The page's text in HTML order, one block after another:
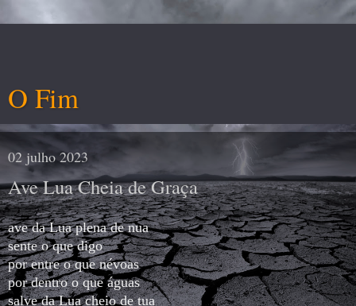
O Fim
02 julho 2023
Ave Lua Cheia de Graça
ave da Lua plena de nua
sente o que digo
por entre o que névoas
por dentro o que águas
salve da Lua cheio de tua